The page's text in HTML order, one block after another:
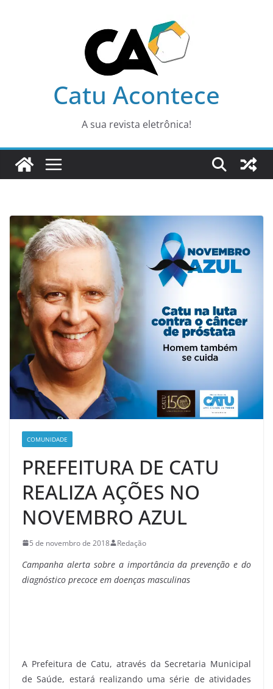
Catu Acontece
A sua revista eletrônica!
COMUNIDADE
PREFEITURA DE CATU
REALIZA AÇÕES NO
NOVEMBRO AZUL
5 de novembro de 2018 Redação
Campanha alerta sobre a importância da prevenção e do
diagnóstico precoce em doenças masculinas
A Prefeitura de Catu, através da Secretaria Municipal
de Saúde, estará realizando uma série de atividades